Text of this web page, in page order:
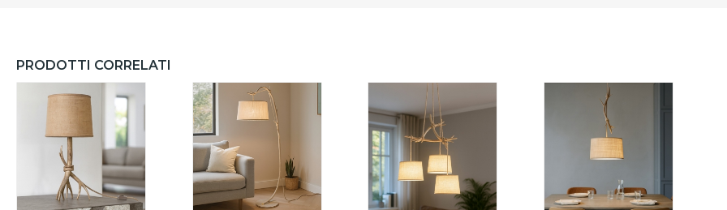
- 63.5 CM 3 LUCI - 63.5 CM 5 LUCI - 150 CM 5 LUCI - 150 CM
PRODOTTI CORRELATI